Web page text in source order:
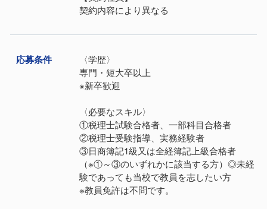
契約内容により異なる
応募条件
〈学歴〉
専門・短大卒以上
※新卒歓迎
〈必要なスキル〉
①税理士試験合格者、一部科目合格者
②税理士受験指導、実務経験者
③日商簿記1級又は全経簿記上級合格者
（※①～③のいずれかに該当する方）◎未経
験であっても当校で教員を志したい方
※教員免許は不問です。